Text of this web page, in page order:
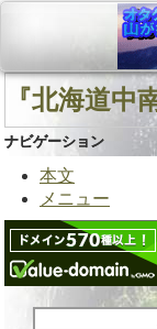
ナビゲーション
本文
メニュー